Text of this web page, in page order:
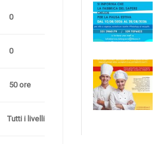
0
0
50 ore
Tutti i livelli